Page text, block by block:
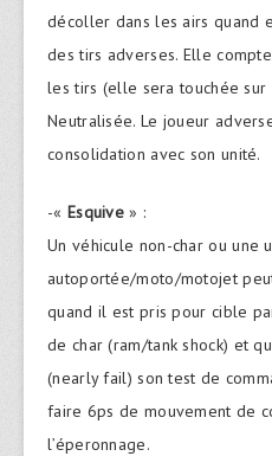
décoller dans les airs quand
des tirs adverses. Elle
les tirs (elle sera touchée
Neutralisée. Le joueur
consolidation avec son unité.
-« Esquive » :
Un véhicule non-char ou une
autoportée/moto/motojet
quand il est pris pour cible
de char (ram/tank shock) et
(nearly fail) son test de
faire 6ps de mouvement de
l’éperonnage.